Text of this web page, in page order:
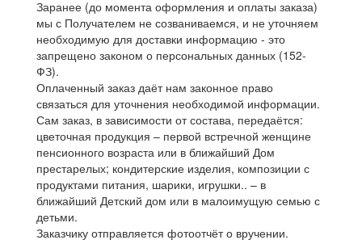
Заранее (до момента оформления и оплаты заказа)
мы с Получателем не созваниваемся, и не уточняем
необходимую для доставки информацию - это
запрещено законом о персональных данных (152-
ФЗ).
Оплаченный заказ даёт нам законное право
связаться для уточнения необходимой информации.
Сам заказ, в зависимости от состава, передаётся:
цветочная продукция – первой встречной женщине
пенсионного возраста или в ближайший Дом
престарелых; кондитерские изделия, композиции с
продуктами питания, шарики, игрушки.. – в
ближайший Детский дом или в малоимущую семью с
детьми.
Заказчику отправляется фотоотчёт о вручении.